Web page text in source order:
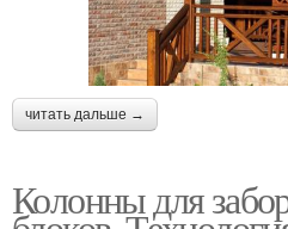
читать дальше →
Колонны для